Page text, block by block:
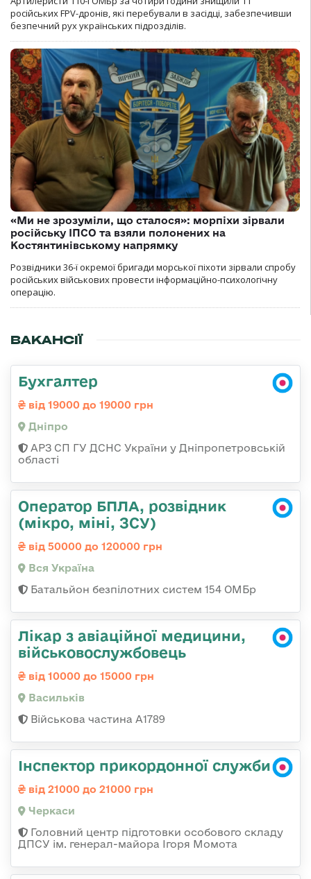
російських FPV-дронів, які перебували в засідці, забезпечивши
безпечний рух українських підрозділів.
«Ми не зрозуміли, що сталося»: морпіхи зірвали
російську ІПСО та взяли полонених на
Костянтинівському напрямку
Розвідники 36-ї окремої бригади морської піхоти зірвали спробу
російських військових провести інформаційно-психологічну
операцію.
ВАКАНСІЇ
Бухгалтер
від 19000 до 19000 грн
Дніпро
АРЗ СП ГУ ДСНС України у Дніпропетровській
області
Оператор БПЛА, розвідник
(мікро, міні, ЗСУ)
від 50000 до 120000 грн
Вся Україна
Батальйон безпілотних систем 154 ОМБр
Лікар з авіаційної медицини,
військовослужбовець
від 10000 до 15000 грн
Васильків
Військова частина А1789
Інспектор прикордонної служби
від 21000 до 21000 грн
Черкаси
Головний центр підготовки особового складу
ДПСУ ім. генерал-майора Ігоря Момота